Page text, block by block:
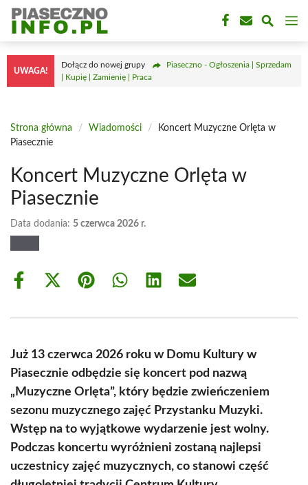
Przejdź
treści
UWAGA!
Dołącz do nowej grupy
Piaseczno - Ogłoszenia | Sprzedam
| Kupię | Zamienię | Praca
Strona główna / Wiadomości /
Koncert Muzyczne Orlęta w
Piasecznie
Koncert Muzyczne Orlęta w
Piasecznie
Data dodania: 5 czerwca 2026 r.
Share
Share
(Twitter)
Share Share Share Share
Już 13 czerwca 2026 roku w Domu Kultury w
Piasecznie odbędzie się koncert pod nazwą
„Muzyczne Orlęta”, który będzie zwieńczeniem
sezonu muzycznego zajęć Przystanku Muzyki.
Wstęp na to wyjątkowe wydarzenie jest wolny.
Podczas koncertu wyróżnieni zostaną najlepsi
uczestnicy zajęć muzycznych, co stanowi część